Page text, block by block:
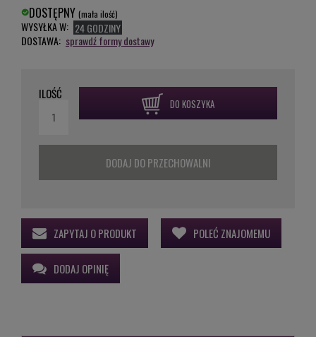
DOSTĘPNY (mała ilość)
WYSYŁKA W: 24 GODZINY
DOSTAWA: sprawdź formy dostawy
ILOŚĆ
DO KOSZYKA
DODAJ DO PRZECHOWALNI
ZAPYTAJ O PRODUKT POLEĆ ZNAJOMEMU
DODAJ OPINIĘ